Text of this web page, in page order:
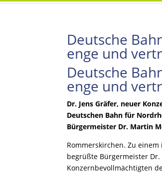
Deutsche
enge und
Deutsche
enge und
Dr. Jens Gräfer, neuer
Deutschen Bahn für
Bürgermeister Dr. Martin
Rommerskirchen. Zu
begrüßte Bürgermeister
Konzernbevollmächtigten